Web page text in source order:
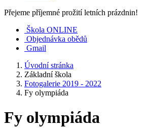
Přejeme příjemné prožití letních prázdnin!
Škola ONLINE
Objednávka obědů
Gmail
Úvodní stránka
Základní škola
Fotogalerie 2019 - 2022
Fy olympiáda
Fy olympiáda